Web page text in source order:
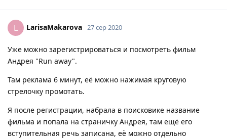
L LarisaMakarova 27 сер 2020
Уже можно зарегистрироваться и посмотреть фильм
Андрея "Run away".
Там реклама 6 минут, её можно нажимая круговую
стрелочку промотать.
Я после регистрации, набрала в поисковике название
фильма и попала на страничку Андрея, там ещё его
вступительная речь записана, её можно отдельно